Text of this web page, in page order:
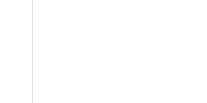
Los clientes del EEE